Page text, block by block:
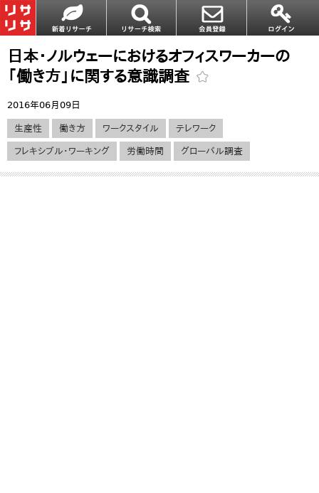
日本・ノルウェーにおけるオフィスワーカーの
「働き方」に関する意識調査
2016年06月09日
生産性 働き方 ワークスタイル テレワーク
フレキシブル・ワーキング 労働時間 グローバル調査